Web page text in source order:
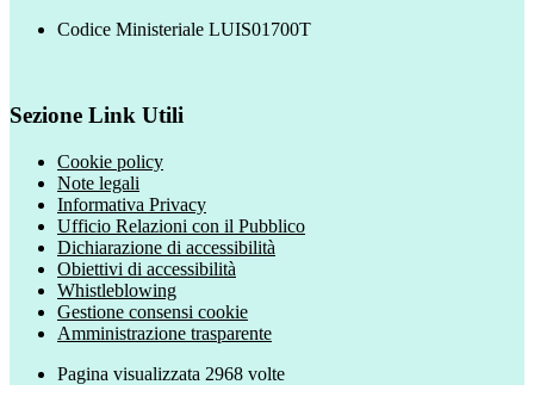
Codice Ministeriale LUIS01700T
Sezione Link Utili
Cookie policy
Note legali
Informativa Privacy
Ufficio Relazioni con il Pubblico
Dichiarazione di accessibilità
Obiettivi di accessibilità
Whistleblowing
Gestione consensi cookie
Amministrazione trasparente
Pagina visualizzata 2968 volte